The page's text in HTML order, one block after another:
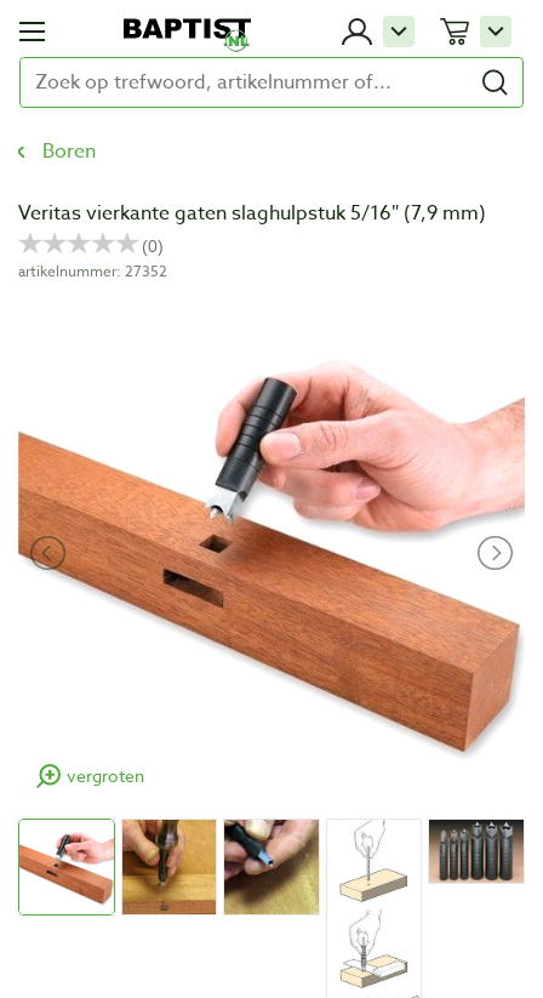
Boren
Veritas vierkante gaten slaghulpstuk 5/16″ (7,9 mm)
artikelnummer: 27352
vergroten